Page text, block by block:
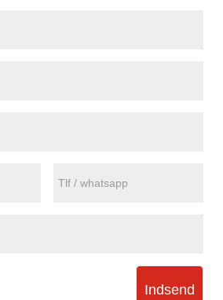
Indsend